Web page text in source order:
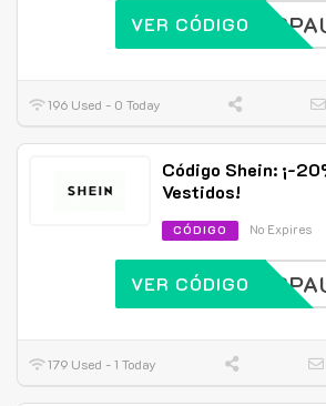
VER CÓDIGO
196 Used - 0 Today
Código Shein: ¡-
Vestidos!
CÓDIGO No Expires
VER CÓDIGO
179 Used - 1 Today